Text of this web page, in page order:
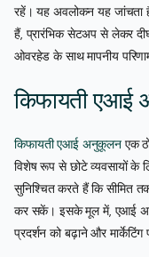
रहें। यह अवलोकन यह जांचता
हैं, प्रारंभिक सेटअप से लेकर
ओवरहेड के साथ मापनीय
किफायती एआई
किफायती एआई अनुकूलन एक
विशेष रूप से छोटे व्यवसायों के
सुनिश्चित करते हैं कि सीमित
कर सकें। इसके मूल में, एआई
प्रदर्शन को बढ़ाने और